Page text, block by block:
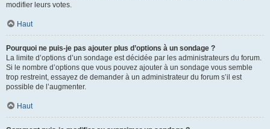
modifier leurs votes.
Haut
Pourquoi ne puis-je pas ajouter plus d’options à un sondage ?
La limite d’options d’un sondage est décidée par les administrateurs du forum.
Si le nombre d’options que vous pouvez ajouter à un sondage vous semble
trop restreint, essayez de demander à un administrateur du forum s’il est
possible de l’augmenter.
Haut